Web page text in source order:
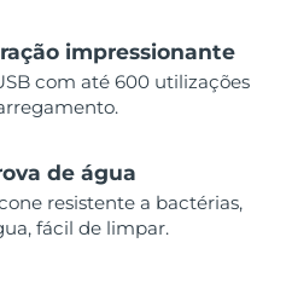
impressionante
com até 600 utilizações
de água
resistente a bactérias,
fácil de limpar.